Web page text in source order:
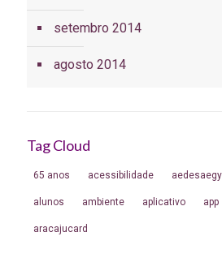
setembro 2014
agosto 2014
Tag Cloud
65 anos acessibilidade
alunos ambiente aplicativo app
aracajucard